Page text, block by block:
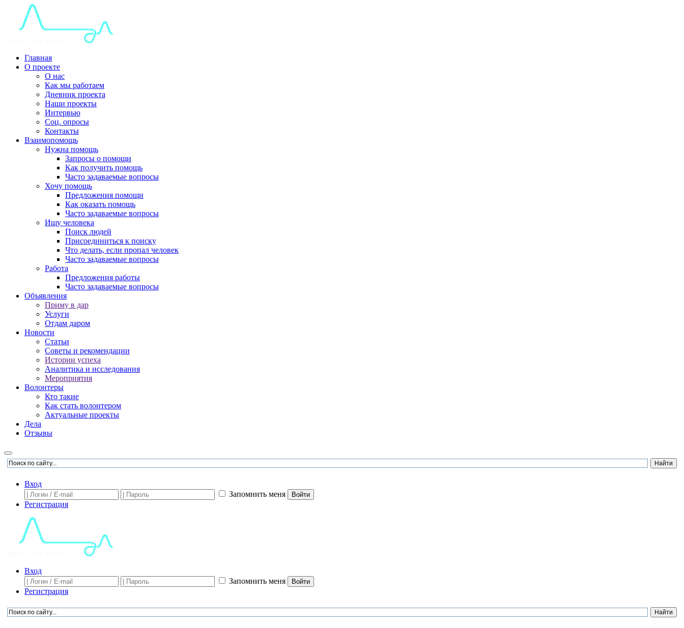
Главная
О проекте
О нас
Как мы работаем
Дневник проекта
Наши проекты
Интервью
Соц. опросы
Контакты
Взаимопомощь
Нужна помощь
Запросы о помощи
Как получить помощь
Часто задаваемые вопросы
Хочу помощь
Предложения помощи
Как оказать помощь
Часто задаваемые вопросы
Ищу человека
Поиск людей
Присоединиться к поиску
Что делать, если пропал человек
Часто задаваемые вопросы
Работа
Предложения работы
Часто задаваемые вопросы
Объявления
Приму в дар
Услуги
Отдам даром
Новости
Статьи
Советы и рекомендации
Истории успеха
Аналитика и исследования
Мероприятия
Волонтеры
Кто такие
Как стать волонтером
Актуальные проекты
Дела
Отзывы
Вход
Запомнить меня
Войти
Регистрация
Вход
Запомнить меня
Войти
Регистрация